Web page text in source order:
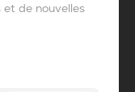
de nouvelles